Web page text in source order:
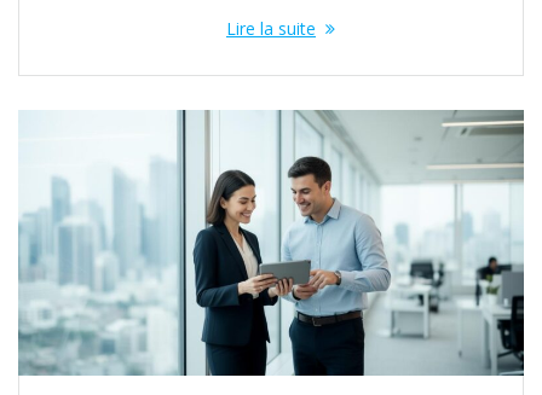
Lire la suite